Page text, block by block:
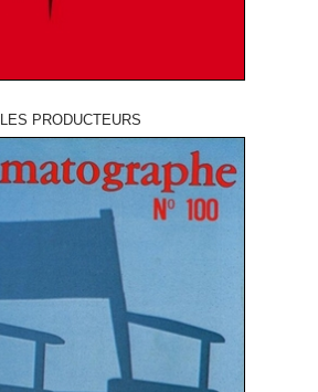
LES PRODUCTEURS